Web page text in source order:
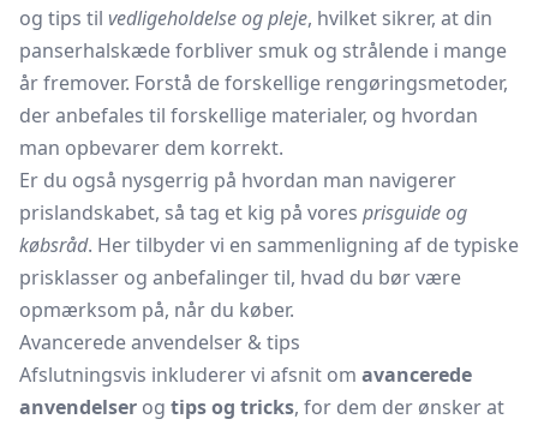
og tips til vedligeholdelse og pleje, hvilket sikrer, at din
panserhalskæde forbliver smuk og strålende i mange
år fremover. Forstå de forskellige rengøringsmetoder,
der anbefales til forskellige materialer, og hvordan
man opbevarer dem korrekt.
Er du også nysgerrig på hvordan man navigerer
prislandskabet, så tag et kig på vores prisguide og
købsråd. Her tilbyder vi en sammenligning af de typiske
prisklasser og anbefalinger til, hvad du bør være
opmærksom på, når du køber.
Avancerede anvendelser & tips
Afslutningsvis inkluderer vi afsnit om avancerede
anvendelser og tips og tricks, for dem der ønsker at